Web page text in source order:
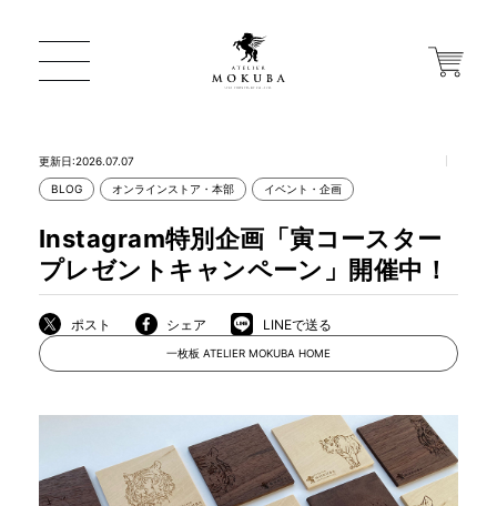
店舗から探す
一枚板 ATELIER MOKUBA HOME
MOKUBA について
更新日:2026.07.07
BLOG オンラインストア・本部 イベント・企画
Instagram特別企画「寅コースター
プレゼントキャンペーン」開催中！
ポスト シェア LINEで送る
一枚板 ATELIER MOKUBA HOME